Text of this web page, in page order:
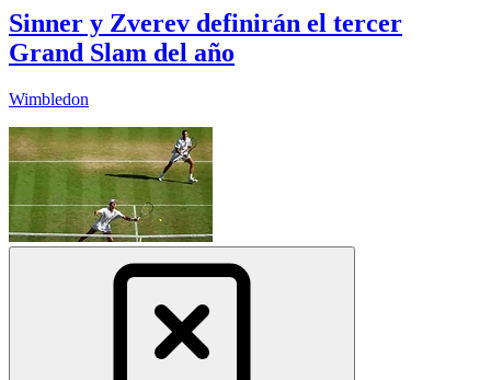
Sinner y Zverev definirán el tercer
Grand Slam del año
Wimbledon